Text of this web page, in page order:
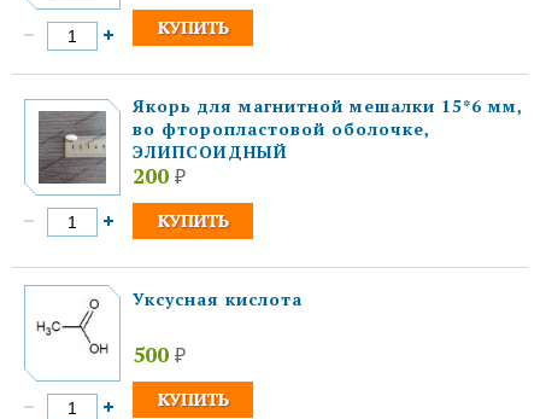
Якорь для магнитной мешалки 15*6 мм,
во фторопластовой оболочке,
ЭЛИПСОИДНЫЙ
200 ₽
Уксусная кислота
500 ₽